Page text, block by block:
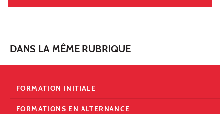
DANS LA MÊME RUBRIQUE
FORMATION INITIALE
FORMATIONS EN ALTERNANCE